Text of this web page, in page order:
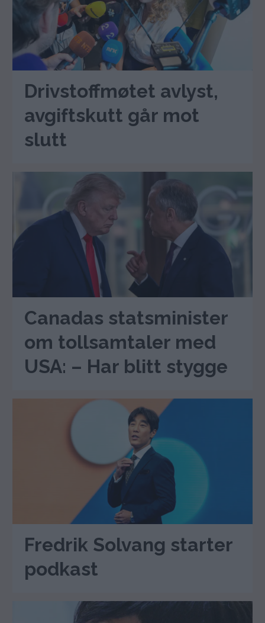
Drivstoffmøtet avlyst,
avgiftskutt går mot
slutt
Canadas statsminister
om tollsamtaler med
USA: – Har blitt stygge
Fredrik Solvang starter
podkast